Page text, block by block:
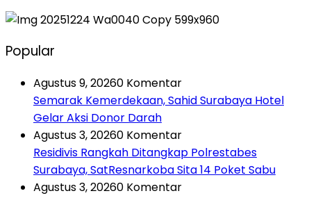
Popular
Agustus 9, 20260 Komentar
Semarak Kemerdekaan, Sahid Surabaya Hotel
Gelar Aksi Donor Darah
Agustus 3, 20260 Komentar
Residivis Rangkah Ditangkap Polrestabes
Surabaya, SatResnarkoba Sita 14 Poket Sabu
Agustus 3, 20260 Komentar